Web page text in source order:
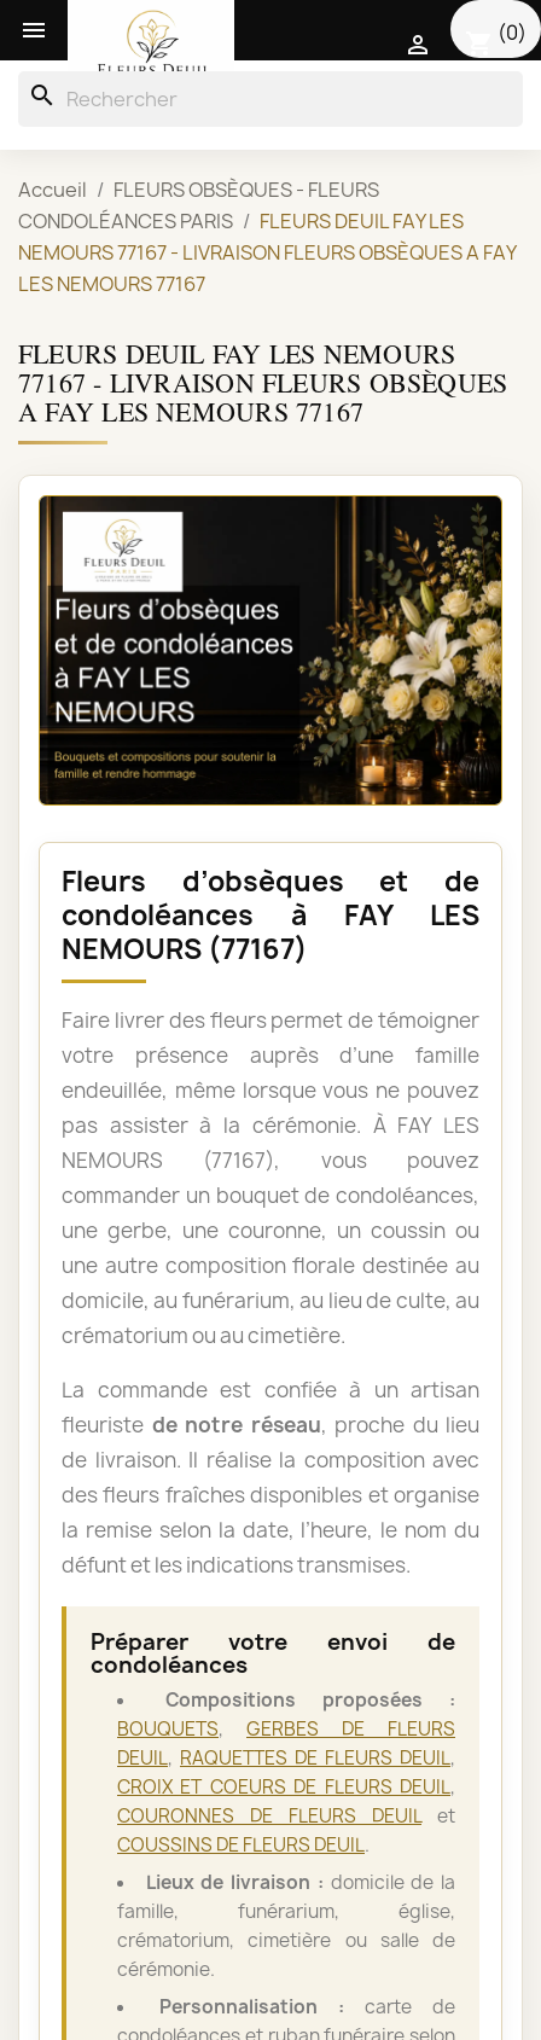
 (0)

search
Accueil
FLEURS OBSÈQUES - FLEURS
CONDOLÉANCES PARIS
FLEURS DEUIL FAY LES
NEMOURS 77167 - LIVRAISON FLEURS OBSÈQUES A FAY
LES NEMOURS 77167
FLEURS DEUIL FAY LES NEMOURS
77167 - LIVRAISON FLEURS OBSÈQUES
A FAY LES NEMOURS 77167
Fleurs d’obsèques et de
condoléances à FAY LES
NEMOURS (77167)
Faire livrer des fleurs permet de témoigner
votre présence auprès d’une famille
endeuillée, même lorsque vous ne pouvez
pas assister à la cérémonie. À FAY LES
NEMOURS (77167), vous pouvez
commander un bouquet de condoléances,
une gerbe, une couronne, un coussin ou
une autre composition florale destinée au
domicile, au funérarium, au lieu de culte, au
crématorium ou au cimetière.
La commande est confiée à un artisan
fleuriste de notre réseau, proche du lieu
de livraison. Il réalise la composition avec
des fleurs fraîches disponibles et organise
la remise selon la date, l’heure, le nom du
défunt et les indications transmises.
Préparer votre envoi de
condoléances
Compositions proposées :
BOUQUETS, GERBES DE FLEURS
DEUIL, RAQUETTES DE FLEURS DEUIL,
CROIX ET COEURS DE FLEURS DEUIL,
COURONNES DE FLEURS DEUILet
COUSSINS DE FLEURS DEUIL.
Lieux de livraison : domicile de la
famille, funérarium, église,
crématorium, cimetière ou salle de
cérémonie.
Personnalisation : carte de